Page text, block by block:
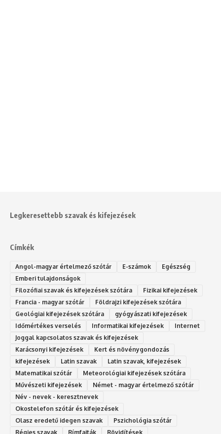
Legkeresettebb szavak és kifejezések
Címkék
Angol-magyar értelmező szótár E-számok
Egészség
Emberi tulajdonságok
Filozófiai szavak és kifejezések szótára
Fizikai kifejezések
Francia - magyar szótár
Földrajzi kifejezések szótára
Geológiai kifejezések szótára
gyógyászati kifejezések
Időmértékes verselés
Informatikai kifejezések
Internet
Joggal kapcsolatos szavak és kifejezések
Karácsonyi kifejezések
Kert és növénygondozás
kifejezések
Latin szavak
Latin szavak, kifejezések
Matematikai szótár
Meteorológiai kifejezések szótára
Művészeti kifejezések
Német - magyar értelmező szótár
Név - nevek - keresztnevek
Okostelefon szótár és kifejezések
Olasz eredetű idegen szavak
Ps‮gólohciz‬ia s‮átóz‬r
Régies szavak
Rímfajták Rövidítések